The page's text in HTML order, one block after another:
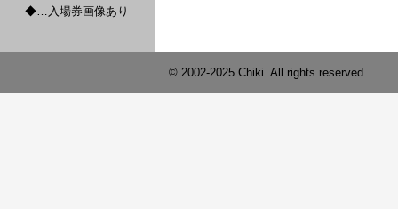
◆…入場券画像あり
© 2002-2025 Chiki. All rights reserved.